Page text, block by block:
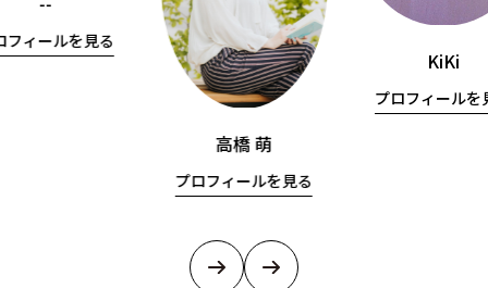
フィールを見る
高橋 萌
プロフィールを見る
KiKi
プロフィールを